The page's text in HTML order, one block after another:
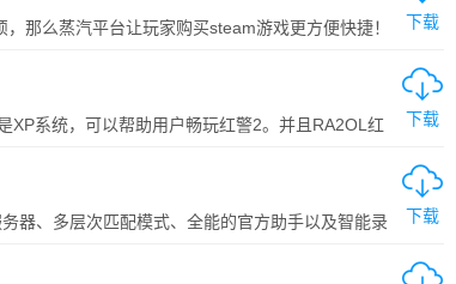
那么蒸汽平台让玩家购买steam游戏更方便快捷！
下载
XP系统，可以帮助用户畅玩红警2。并且RA2OL红
下载
器、多层次匹配模式、全能的官方助手以及智能录
下载